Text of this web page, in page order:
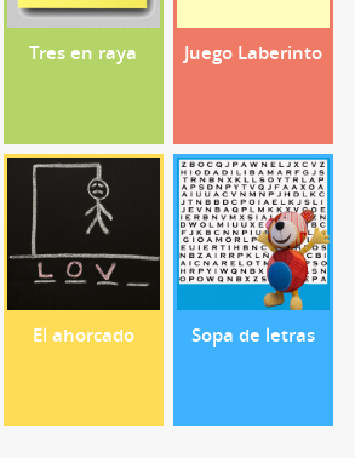
Tres en raya Juego Laberinto
El ahorcado Sopa de letras